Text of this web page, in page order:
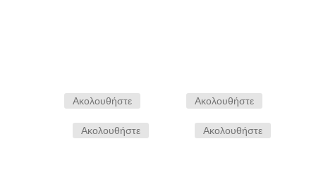
Ακολουθήστε Ακολουθήστε
Ακολουθήστε Ακολουθήστε